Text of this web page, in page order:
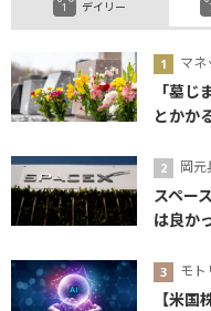
デイリー
マネ
「墓
とかか
岡元
スペー
は良か
モト
【米